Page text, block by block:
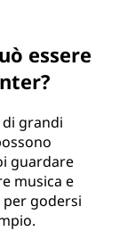
essere
grandi
guardare
musica e
godersi